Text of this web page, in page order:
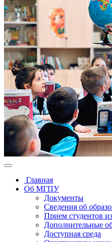
Главная
Об МГПУ
Документы
Сведения об
Прием студентов
Дополнительные
Доступная среда